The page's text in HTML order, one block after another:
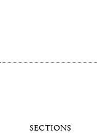
SECTIONS